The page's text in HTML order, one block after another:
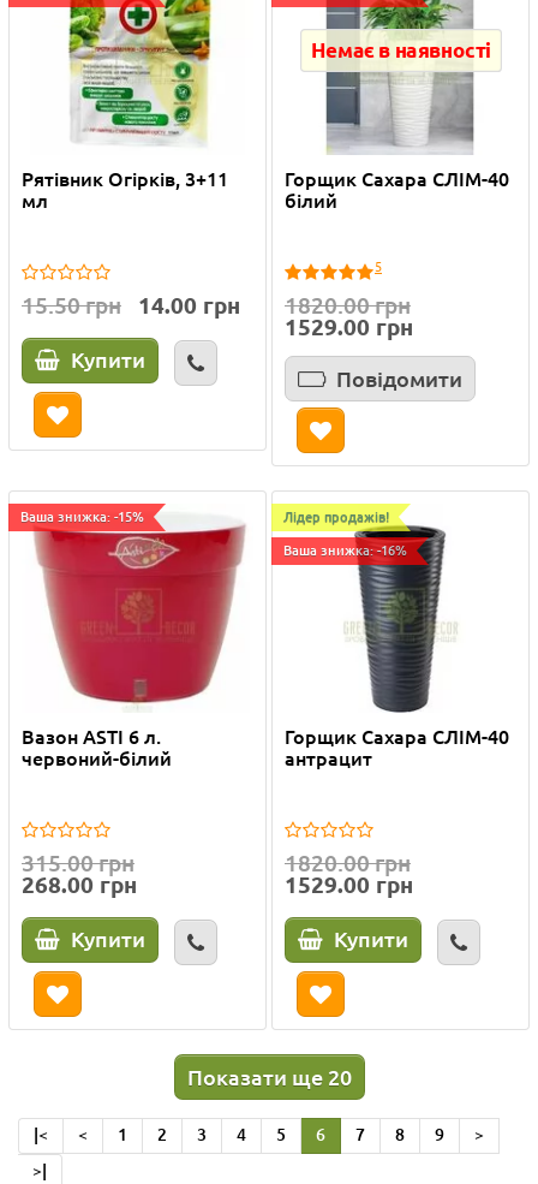
Рятівник Огірків, 3+11
мл
15.50 грн 14.00 грн
Купити
Немає в наявності
Горщик Сахара СЛІМ-40
білий
5
1820.00 грн
1529.00 грн
Повідомити
Ваша знижка: -15%
Вазон ASTI 6 л.
червоний-білий
315.00 грн
268.00 грн
Купити
Лідер продажів!
Ваша знижка: -16%
Горщик Сахара СЛІМ-40
антрацит
1820.00 грн
1529.00 грн
Купити
Показати ще 20
|< < 1 2 3 4 5 6 7 8 9
>
>|